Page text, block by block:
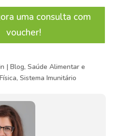
uma consulta com
voucher!
| Blog, Saúde Alimentar e
, Sistema Imunitário